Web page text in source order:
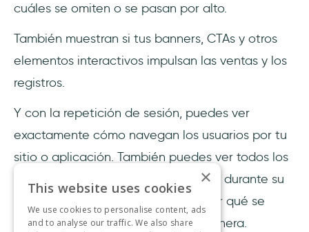
cuáles se omiten o se pasan por alto.
También muestran si tus banners, CTAs y otros
elementos interactivos impulsan las ventas y los
registros.
Y con la repetición de sesión, puedes ver
exactamente cómo navegan los usuarios por tu
sitio o aplicación. También puedes ver todos los
problemas y errores que encuentran durante su
sesión y, posiblemente, entender por qué se
comportan de una determinada manera.
×
This website uses cookies
We use cookies to personalise content, ads
and to analyse our traffic. We also share